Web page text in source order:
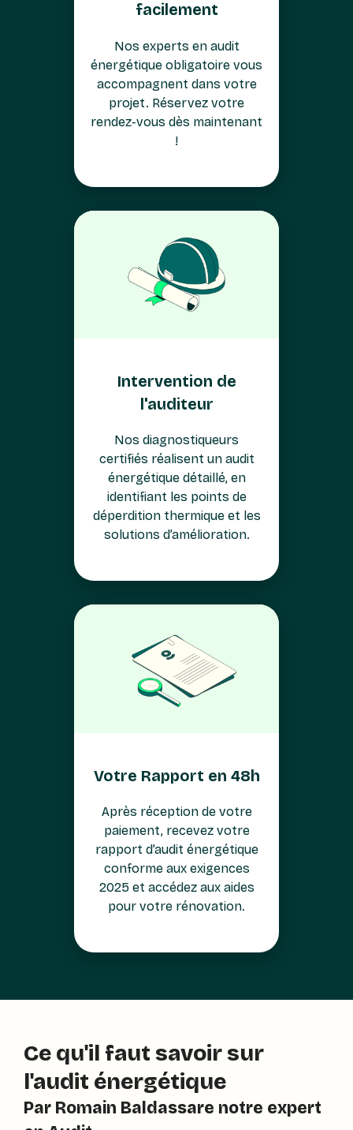
facilement
Nos experts en audit
énergétique obligatoire vous
accompagnent dans votre
projet. Réservez votre
rendez-vous dès maintenant
!
Intervention de
l'auditeur
Nos diagnostiqueurs
certifiés réalisent un audit
énergétique détaillé, en
identifiant les points de
déperdition thermique et les
solutions d’amélioration.
Votre Rapport en 48h
Après réception de votre
paiement, recevez votre
rapport d’audit énergétique
conforme aux exigences
2025 et accédez aux aides
pour votre rénovation.
Ce qu'il faut savoir sur
l'audit énergétique
Par Romain Baldassare notre expert